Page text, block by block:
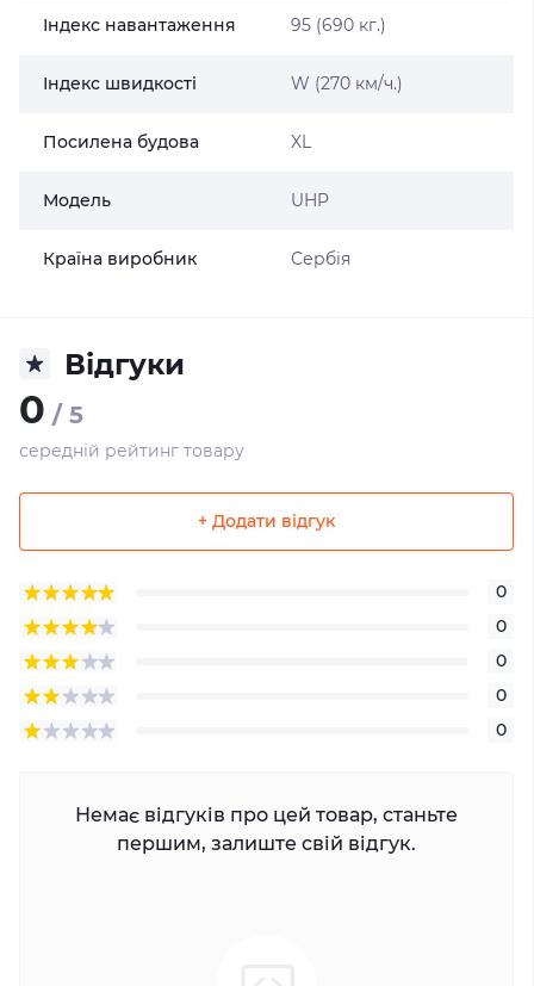
Індекс навантаження 95 (690 кг.)
Індекс швидкості W (270 км/ч.)
Посилена будова XL
Модель UHP
Країна виробник Сербія
Відгуки
0 / 5
середній рейтинг товару
+ Додати відгук
0
0
0
0
0
Немає відгуків про цей товар, станьте
першим, залиште свій відгук.